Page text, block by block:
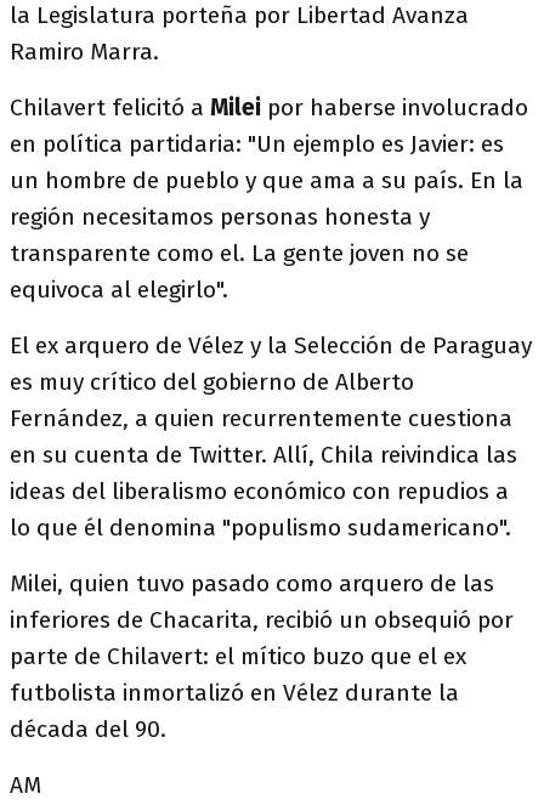
la Legislatura porteña por Libertad Avanza
Ramiro Marra.
Chilavert felicitó a Milei por haberse involucrado
en política partidaria: "Un ejemplo es Javier: es
un hombre de pueblo y que ama a su país. En la
región necesitamos personas honesta y
transparente como el. La gente joven no se
equivoca al elegirlo".
El ex arquero de Vélez y la Selección de Paraguay
es muy crítico del gobierno de Alberto
Fernández, a quien recurrentemente cuestiona
en su cuenta de Twitter. Allí, Chila reivindica las
ideas del liberalismo económico con repudios a
lo que él denomina "populismo sudamericano".
Milei, quien tuvo pasado como arquero de las
inferiores de Chacarita, recibió un obsequió por
parte de Chilavert: el mítico buzo que el ex
futbolista inmortalizó en Vélez durante la
década del 90.
AM